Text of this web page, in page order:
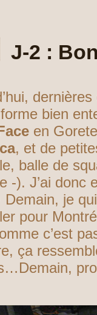
J-2 :
bien
en
, et de
balle de
-). J’ai donc
Demain, je
pour
c’est
ça